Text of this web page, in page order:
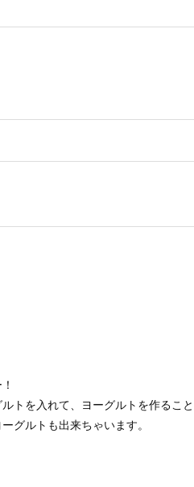
トを入れて、ヨーグルトを作ること
グルトも出来ちゃいます。